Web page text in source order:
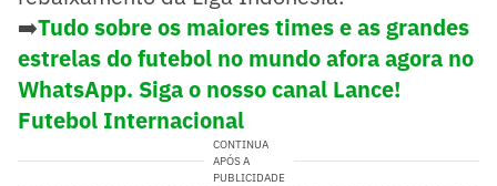
➡️Tudo sobre os maiores times e as grandes
estrelas do futebol no mundo afora agora no
WhatsApp. Siga o nosso canal Lance!
Futebol Internacional
CONTINUA
APÓS A
PUBLICIDADE